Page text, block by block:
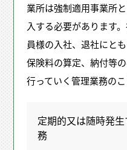
業所は強制適用事業所
入する必要があります
員様の入社、退社にと
保険料の算定、納付等
行っていく管理業務のこ
定期的又は随時発
務